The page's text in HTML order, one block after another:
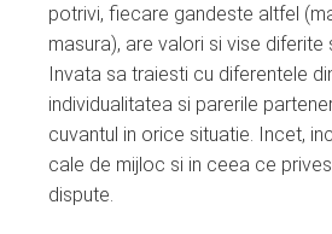
potrivi, fiecare gandeste altfel
masura), are valori si vise diferite
Invata sa traiesti cu diferentele
individualitatea si parerile
cuvantul in orice situatie. Incet,
cale de mijloc si in ceea ce
dispute.